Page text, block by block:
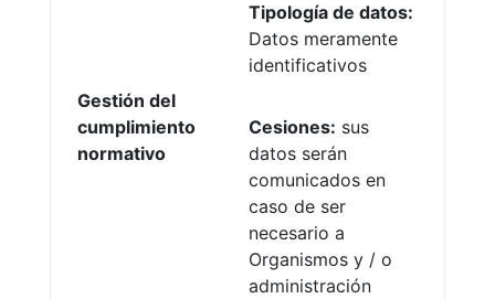
Gestión del
cumplimiento
normativo
Tipología de datos:
Datos meramente
identificativos
Cesiones: sus
datos serán
comunicados en
caso de ser
necesario a
Organismos y / o
administración